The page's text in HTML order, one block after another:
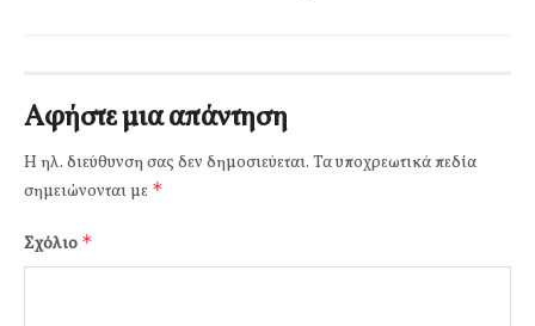
Αφήστε μια απάντηση
Η ηλ. διεύθυνση σας δεν δημοσιεύεται. Τα υποχρεωτικά πεδία
σημειώνονται με *
Σχόλιο *